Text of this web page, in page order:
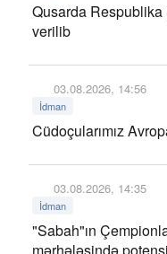
Qusarda Respublika
verilib
03.08.2026, 14:56
İdman
Cüdoçularımız
03.08.2026, 14:35
İdman
"Sabah"ın